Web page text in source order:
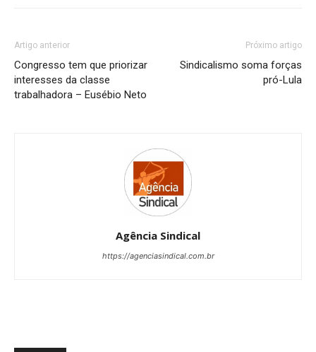
Artigo anterior
Congresso tem que priorizar
interesses da classe
trabalhadora – Eusébio Neto
Próximo artigo
Sindicalismo soma forças
pró-Lula
Agência Sindical
https://agenciasindical.com.br